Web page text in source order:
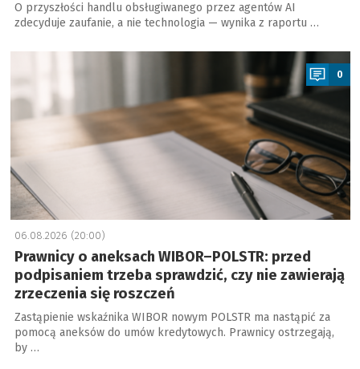
O przyszłości handlu obsługiwanego przez agentów AI
zdecyduje zaufanie, a nie technologia — wynika z raportu …
a
0
06.08.2026 (20:00)
Prawnicy o aneksach WIBOR–POLSTR: przed
podpisaniem trzeba sprawdzić, czy nie zawierają
zrzeczenia się roszczeń
Zastąpienie wskaźnika WIBOR nowym POLSTR ma nastąpić za
pomocą aneksów do umów kredytowych. Prawnicy ostrzegają,
by …